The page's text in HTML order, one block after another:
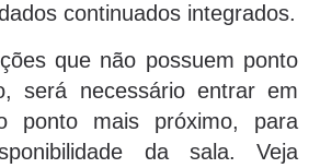
continuados integrados.
que não possuem ponto
será necessário entrar em
ponto mais próximo, para
da sala. Veja